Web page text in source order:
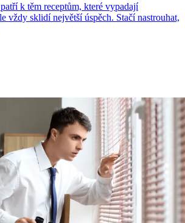
k těm receptům, které vypadají
vždy sklidí největší úspěch. Stačí nastrouhat,